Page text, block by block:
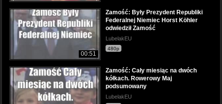
00:51
Zamość: Były Prezydent Republiki
Federalnej Niemiec Horst Köhler
odwiedził Zamość
LubelakEU
480p
Zamość: Cały miesiąc na dwóch
kółkach. Rowerowy Maj
podsumowany
LubelakEU